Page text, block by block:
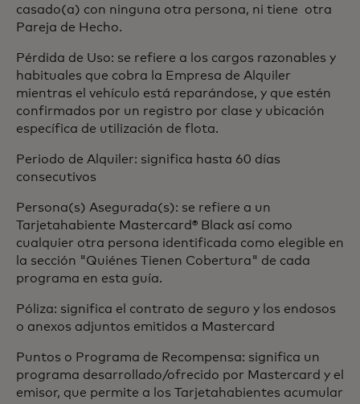
casado(a) con ninguna otra persona, ni tiene otra
Pareja de Hecho.
Pérdida de Uso: se refiere a los cargos razonables y
habituales que cobra la Empresa de Alquiler
mientras el vehículo está reparándose, y que estén
confirmados por un registro por clase y ubicación
específica de utilización de flota.
Periodo de Alquiler: significa hasta 60 días
consecutivos
Persona(s) Asegurada(s): se refiere a un
Tarjetahabiente Mastercard® Black así como
cualquier otra persona identificada como elegible en
la sección "Quiénes Tienen Cobertura" de cada
programa en esta guía.
Póliza: significa el contrato de seguro y los endosos
o anexos adjuntos emitidos a Mastercard
Puntos o Programa de Recompensa: significa un
programa desarrollado/ofrecido por Mastercard y el
emisor, que permite a los Tarjetahabientes acumular